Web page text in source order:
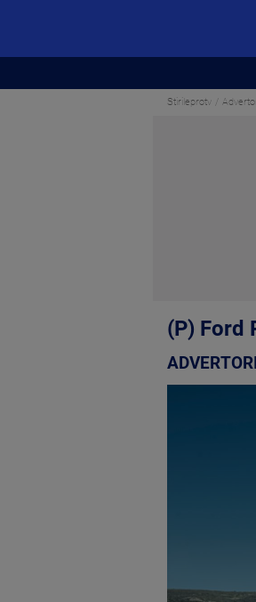
Stirileprotv
(P) Ford